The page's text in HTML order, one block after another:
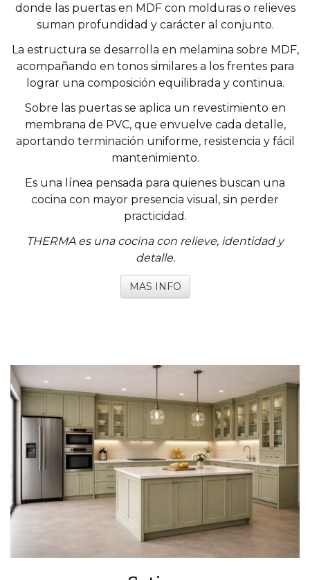
donde las puertas en MDF con molduras o relieves
suman profundidad y carácter al conjunto.
La estructura se desarrolla en melamina sobre MDF,
acompañando en tonos similares a los frentes para
lograr una composición equilibrada y continua.
Sobre las puertas se aplica un revestimiento en
membrana de PVC, que envuelve cada detalle,
aportando terminación uniforme, resistencia y fácil
mantenimiento.
Es una línea pensada para quienes buscan una
cocina con mayor presencia visual, sin perder
practicidad.
THERMA es una cocina con relieve, identidad y
detalle.
MAS INFO